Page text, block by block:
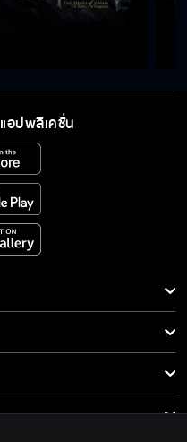
แอปพลิเคชั่น